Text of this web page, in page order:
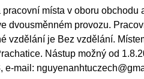
místa v oboru
dvousměnném provozu.
vzdělání je Bez vzdělání.
Nástup možný od
e-mail: